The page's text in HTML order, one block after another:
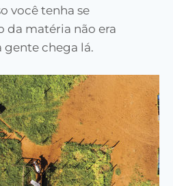
você tenha se
da matéria não era
gente chega lá.